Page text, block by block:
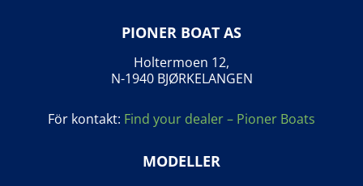
PIONER BOAT AS
Holtermoen 12,
N-1940 BJØRKELANGEN
För kontakt: Find your dealer – Pioner Boats
MODELLER